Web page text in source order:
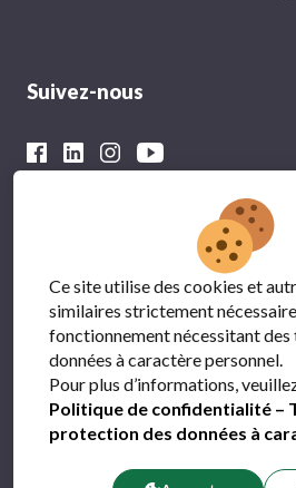
Suivez-nous
Avec le soutien financier du
Ce site utilise des cookies et
similaires strictement
fonctionnement nécessitant
données à caractère personnel.
Pour plus d’informations,
Politique de confidentialité –
protection des données à